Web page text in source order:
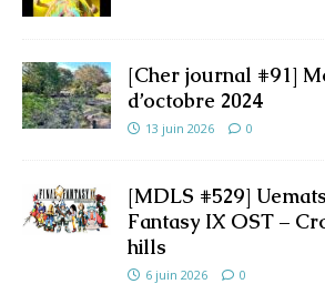
[Cher journal #91]
d’octobre 2024
13 juin 2026 0
[MDLS #529]
Fantasy IX OST –
hills
6 juin 2026 0